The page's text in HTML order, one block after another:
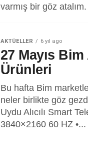
varmış bir göz atalım.
AKTÜELLER 6 yıl ago
27 Mayıs
Ürünleri
Bu hafta Bim
neler birlikte göz
Uydu Alıcılı Smart
3840×2160 60 HZ •...